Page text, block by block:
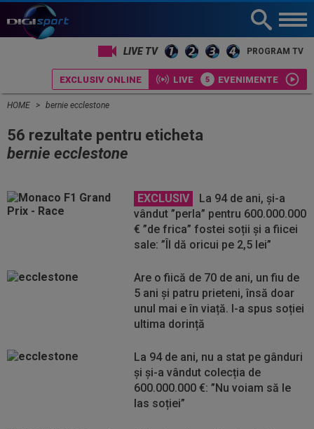
LIVE TV PROGRAM TV
EXCLUSIV ONLINE LIVE EVENIMENTE
HOME bernie ecclestone
56 rezultate pentru eticheta
bernie ecclestone
EXCLUSIV
La 94 de ani, și-a
vândut ”perla” pentru 600.000.000
€ ”de frica” fostei soții și a fiicei
sale: ”Îl dă oricui pe 2,5 lei”
Are o fiică de 70 de ani, un fiu de
5 ani și patru prieteni, însă doar
unul mai e în viață. I-a spus soției
ultima dorință
La 94 de ani, nu a stat pe gânduri
și și-a vândut colecția de
600.000.000 €: ”Nu voiam să le
las soției”